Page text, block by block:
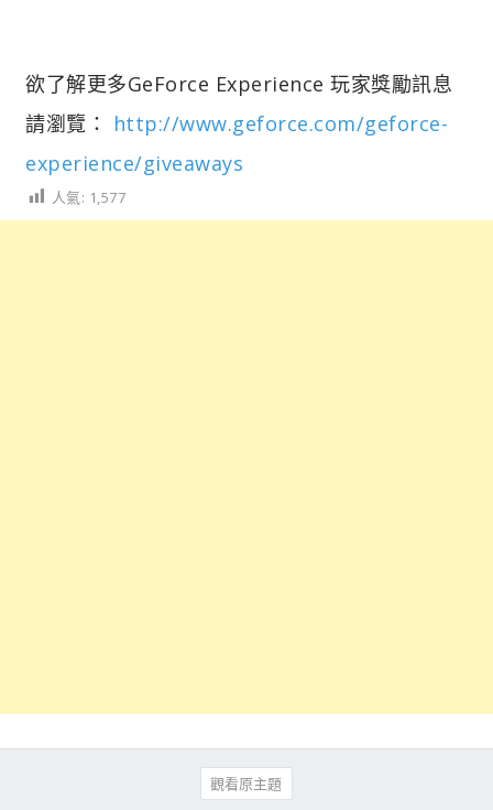
欲了解更多GeForce Experience 玩家獎勵訊息
請瀏覽：
http://www.geforce.com/geforce-
experience/giveaways
人氣: 1,577
觀看原主題